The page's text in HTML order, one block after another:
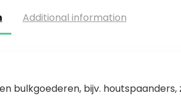
Additional information
bulkgoederen, bijv.